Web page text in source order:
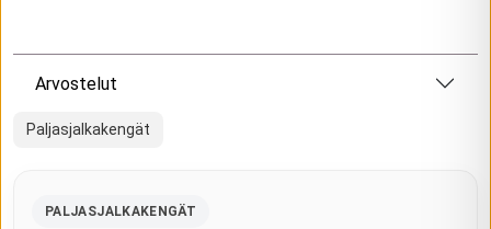
Arvostelut
Paljasjalkakengät
PALJASJALKAKENGÄT